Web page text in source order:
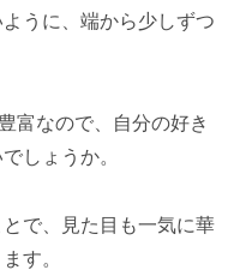
うに、端から少しずつ
富なので、自分の好き
しょうか。
で、見た目も一気に華
す。